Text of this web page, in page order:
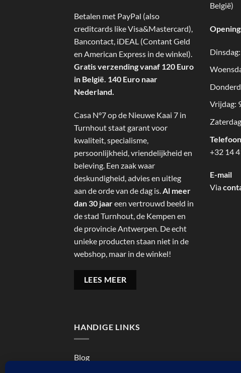
Betalen met PayPal (also
creditcards like Visa&Mastercard),
Bancontact, iDEAL (Contant Geld
en American Express in de winkel).
Gratis verzending vanaf 120 Euro
in België. 140 Euro naar
Nederland.
Casa N°7 op de Nieuwe Kaai 7 in
Turnhout staat garant voor
kwaliteit, specialisme,
persoonlijkheid, vriendelijkheid en
beleving. Een zaak waar
deskundigheid, advies en uitleg
aan de orde van de dag is. Al meer
dan 30 jaareen vertrouwd beeld in
de stad Turnhout, de Kempen en
de provincie Antwerpen. De echt
unieke producten staan niet in de
webshop, maar in de winkel!
LEES MEER
België)
Vrijdag:
Telefoon
+32 14
E-mail
Via
HANDIGE LINKS
Blog